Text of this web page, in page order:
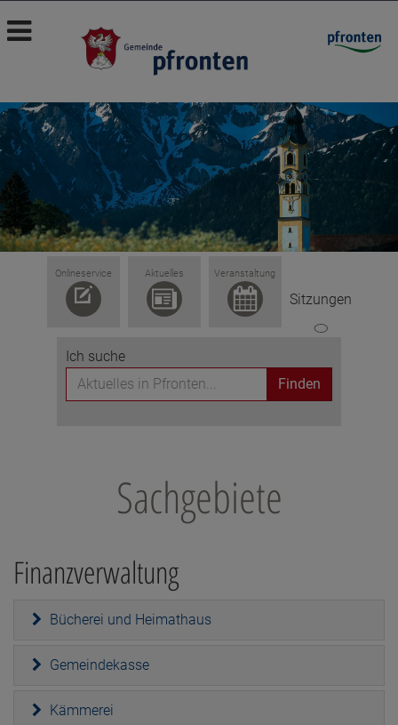
Onlineservice Aktuelles Veranstaltung
Sitzungen
Ich suche
Finden
Sachgebiete
Finanzverwaltung
Bücherei und Heimathaus
Gemeindekasse
Kämmerei